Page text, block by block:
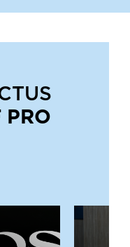
PRO